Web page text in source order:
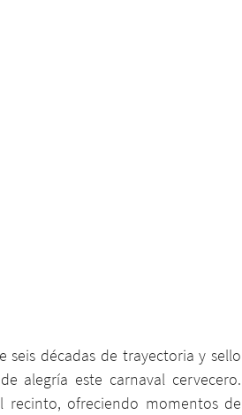
décadas de trayectoria y sello
alegría este carnaval cervecero.
recinto, ofreciendo momentos de